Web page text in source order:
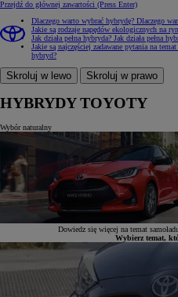
Przejdź do głównej zawartości (Press Enter)
Dlaczego warto wybrać hybrydę? Dlaczego
Jakie są rodzaje napędów ekologicznych na
Jak działa pełna hybryda? Jak działa pełna
Jakie są najczęściej zadawane pytania na
hybryd?
Skroluj w lewo Skroluj w prawo
HYBRYDY TOYOTY
Wybór naturalny
Dowiedz się więcej na temat
Wybierz temat,